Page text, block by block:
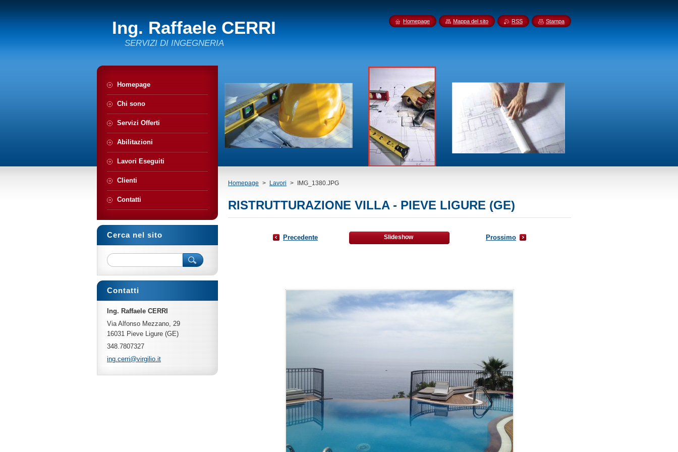
Ing. Raffaele CERRI
SERVIZI DI INGEGNERIA
Homepage > Lavori > IMG_1380.JPG
RISTRUTTURAZIONE VILLA - PIEVE LIGURE (GE)
Precedente Slideshow Prossimo
Homepage
Chi sono
Servizi Offerti
Abilitazioni
Lavori Eseguiti
Clienti
Contatti
Cerca nel sito
Contatti
Ing. Raffaele CERRI
Via Alfonso Mezzano, 29
16031 Pieve Ligure (GE)
348.7807327
ing.cerri@virgil io.it
Homepage Mappa del sito RSS Stampa